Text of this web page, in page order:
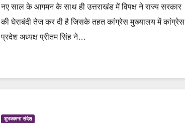
नए साल के आगमन के साथ ही उत्तराखंड में विपक्ष ने राज्य सरकार
की घेराबंदी तेज कर दी है जिसके तहत कांग्रेस मुख्यालय में कांग्रेस
प्रदेश अध्यक्ष प्रीतम सिंह ने…
शुभकामना संदेश